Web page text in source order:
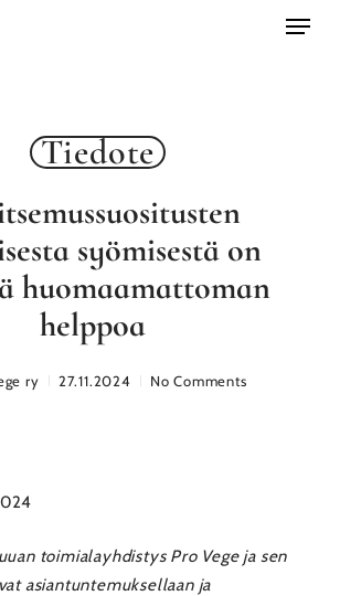
Menu
Tiedote
syömisestä on
huomaamattoman
helppoa
ry 27.11.2024 No Comments
toimialayhdistys Pro Vege ja sen
asiantuntemuksellaan ja